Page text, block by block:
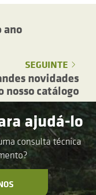
ano
novidades
nosso catálogo
SEGUINTE
ajudá-lo
consulta técnica